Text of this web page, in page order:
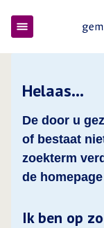
Helaas…
De door u
of bestaat
zoekterm
de
Ik ben op